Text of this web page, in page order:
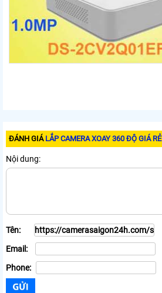
ĐÁNH GIÁ LẮP CAMERA XOAY 360 ĐỘ GIÁ RẺ
Nội dung:
Tên:
Email:
Phone: